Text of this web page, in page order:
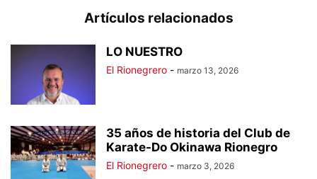
Artículos relacionados
LO NUESTRO
El Rionegrero - marzo 13, 2026
35 años de historia del Club de
Karate-Do Okinawa Rionegro
El Rionegrero - marzo 3, 2026